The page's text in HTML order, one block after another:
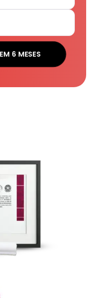
6 MESES